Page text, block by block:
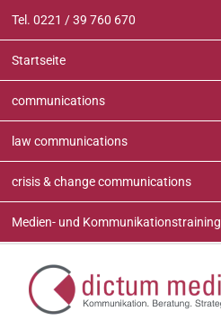
Inhalt
springen
Tel. 0221 / 39 760 670
Startseite
communications
law communications
crisis & change communications
Medien- und Kommunikationstraining